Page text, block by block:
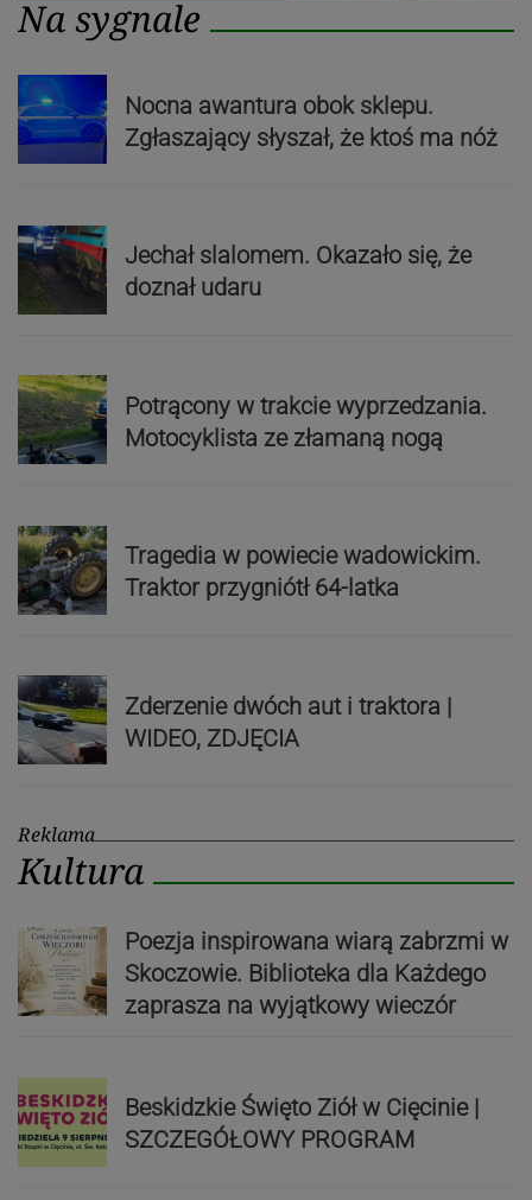
Na sygnale
Nocna awantura obok sklepu.
Zgłaszający słyszał, że ktoś ma nóż
Jechał slalomem. Okazało się, że
doznał udaru
Potrącony w trakcie wyprzedzania.
Motocyklista ze złamaną nogą
Tragedia w powiecie wadowickim.
Traktor przygniótł 64-latka
Zderzenie dwóch aut i traktora |
WIDEO, ZDJĘCIA
Reklama
Kultura
Poezja inspirowana wiarą zabrzmi w
Skoczowie. Biblioteka dla Każdego
zaprasza na wyjątkowy wieczór
Beskidzkie Święto Ziół w Cięcinie |
SZCZEGÓŁOWY PROGRAM